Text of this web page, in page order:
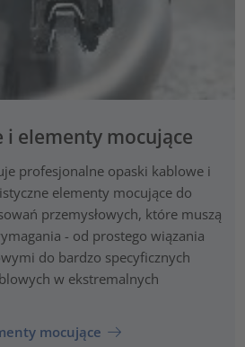
i elementy mocujące
profesjonalne opaski kablowe i
elementy mocujące do
przemysłowych, które muszą
- od prostego wiązania
do bardzo specyficznych
w ekstremalnych
mocujące